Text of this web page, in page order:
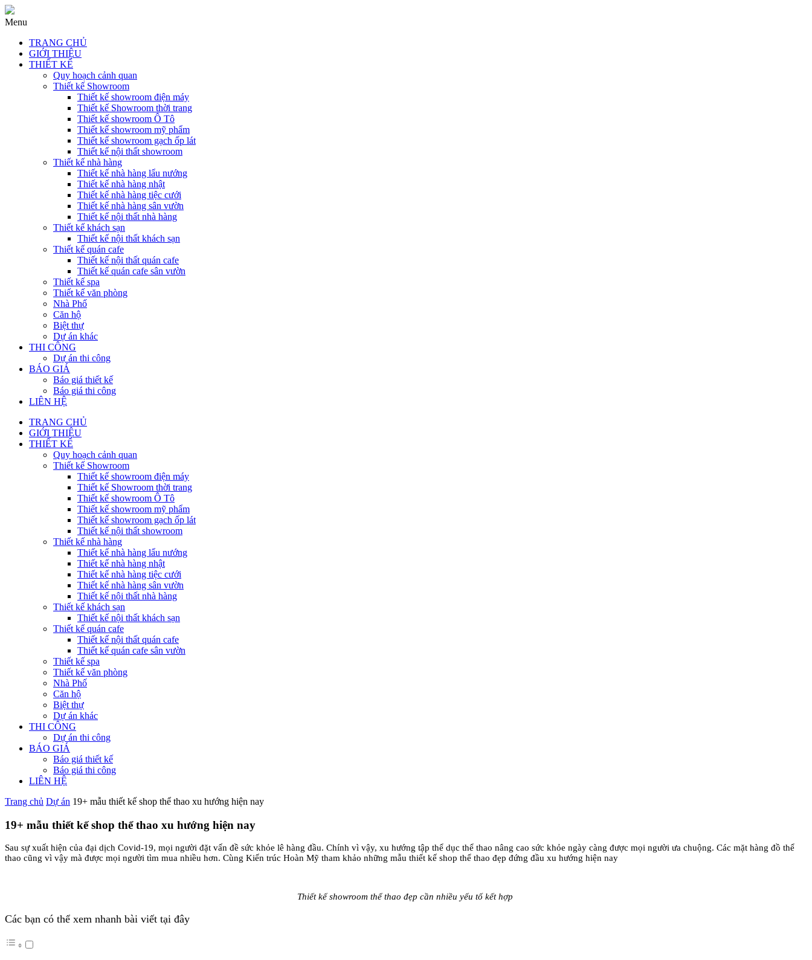
Menu
TRANG CHỦ
GIỚI THIỆU
THIẾT KẾ
Quy hoạch cảnh quan
Thiết kế Showroom
Thiết kế showroom điện máy
Thiết kế Showroom thời trang
Thiết kế showroom Ô Tô
Thiết kế showroom mỹ phẩm
Thiết kế showroom gạch ốp lát
Thiết kế nội thất showroom
Thiết kế nhà hàng
Thiết kế nhà hàng lẩu nướng
Thiết kế nhà hàng nhật
Thiết kế nhà hàng tiệc cưới
Thiết kế nhà hàng sân vườn
Thiết kế nội thất nhà hàng
Thiết kế khách sạn
Thiết kế nội thất khách sạn
Thiết kế quán cafe
Thiết kế nội thất quán cafe
Thiết kế quán cafe sân vườn
Thiết kế spa
Thiết kế văn phòng
Nhà Phố
Căn hộ
Biệt thự
Dự án khác
THI CÔNG
Dự án thi công
BÁO GIÁ
Báo giá thiết kế
Báo giá thi công
LIÊN HỆ
TRANG CHỦ
GIỚI THIỆU
THIẾT KẾ
Quy hoạch cảnh quan
Thiết kế Showroom
Thiết kế showroom điện máy
Thiết kế Showroom thời trang
Thiết kế showroom Ô Tô
Thiết kế showroom mỹ phẩm
Thiết kế showroom gạch ốp lát
Thiết kế nội thất showroom
Thiết kế nhà hàng
Thiết kế nhà hàng lẩu nướng
Thiết kế nhà hàng nhật
Thiết kế nhà hàng tiệc cưới
Thiết kế nhà hàng sân vườn
Thiết kế nội thất nhà hàng
Thiết kế khách sạn
Thiết kế nội thất khách sạn
Thiết kế quán cafe
Thiết kế nội thất quán cafe
Thiết kế quán cafe sân vườn
Thiết kế spa
Thiết kế văn phòng
Nhà Phố
Căn hộ
Biệt thự
Dự án khác
THI CÔNG
Dự án thi công
BÁO GIÁ
Báo giá thiết kế
Báo giá thi công
LIÊN HỆ
Trang chủ Dự án 19+ mẫu thiết kế shop thể thao xu hướng hiện nay
19+ mẫu thiết kế shop thể thao xu hướng hiện nay
Sau sự xuất hiện của đại dịch Covid-19, mọi người đặt vấn đề sức khỏe lê hàng đầu. Chính vì vậy, xu hướng tập thể dục thể thao nâng cao sức khỏe ngày càng được mọi người ưa chuộng. Các mặt hàng đồ thể
thao cũng vì vậy mà được mọi người tìm mua nhiều hơn. Cùng Kiến trúc Hoàn Mỹ tham khảo những mẫu thiết kế shop thể thao đẹp đứng đầu xu hướng hiện nay
Thiết kế showroom thể thao đẹp cần nhiều yếu tố kết hợp
Các bạn có thể xem nhanh bài viết tại đây